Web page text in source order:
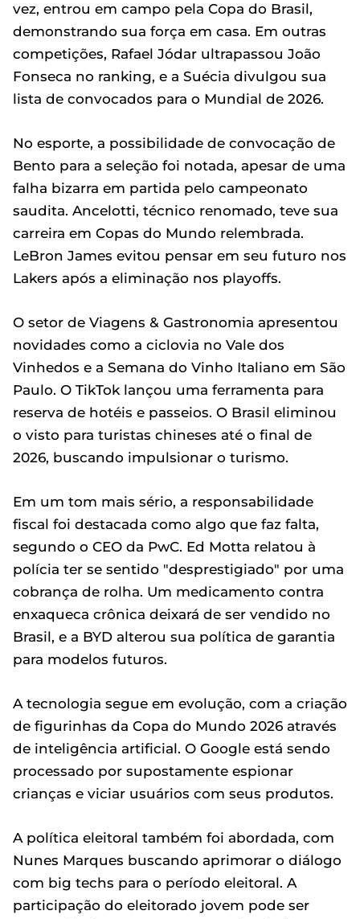
vez, entrou em campo pela Copa do Brasil,
demonstrando sua força em casa. Em outras
competições, Rafael Jódar ultrapassou João
Fonseca no ranking, e a Suécia divulgou sua
lista de convocados para o Mundial de 2026.
No esporte, a possibilidade de convocação de
Bento para a seleção foi notada, apesar de uma
falha bizarra em partida pelo campeonato
saudita. Ancelotti, técnico renomado, teve sua
carreira em Copas do Mundo relembrada.
LeBron James evitou pensar em seu futuro nos
Lakers após a eliminação nos playoffs.
O setor de Viagens & Gastronomia apresentou
novidades como a ciclovia no Vale dos
Vinhedos e a Semana do Vinho Italiano em São
Paulo. O TikTok lançou uma ferramenta para
reserva de hotéis e passeios. O Brasil eliminou
o visto para turistas chineses até o final de
2026, buscando impulsionar o turismo.
Em um tom mais sério, a responsabilidade
fiscal foi destacada como algo que faz falta,
segundo o CEO da PwC. Ed Motta relatou à
polícia ter se sentido "desprestigiado" por uma
cobrança de rolha. Um medicamento contra
enxaqueca crônica deixará de ser vendido no
Brasil, e a BYD alterou sua política de garantia
para modelos futuros.
A tecnologia segue em evolução, com a criação
de figurinhas da Copa do Mundo 2026 através
de inteligência artificial. O Google está sendo
processado por supostamente espionar
crianças e viciar usuários com seus produtos.
A política eleitoral também foi abordada, com
Nunes Marques buscando aprimorar o diálogo
com big techs para o período eleitoral. A
participação do eleitorado jovem pode ser